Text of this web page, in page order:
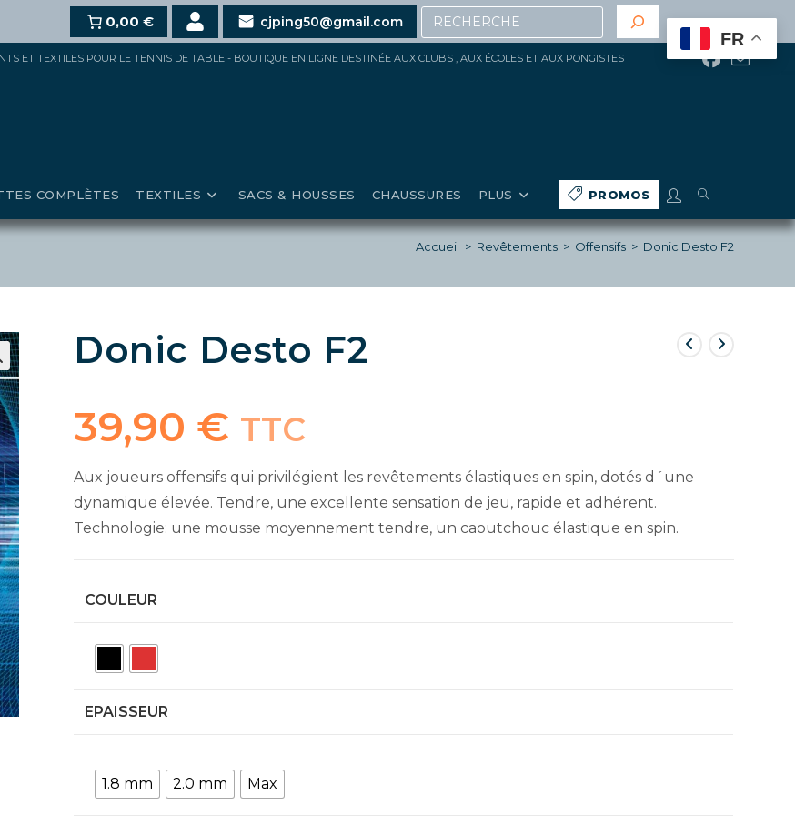
15%pour 150€ et jusqu’à20%au-delà de 200€ d’achat(hors gros matériels, réduction,
0,00 € cjping50@gmail.com Recherche
ET TEXTILES POUR LE TENNIS DE TABLE - BOUTIQUE EN LIGNE DESTINÉE AUX CLUBS , AUX ÉCOLES ET AUX PONGISTES
COMPLÈTES TEXTILES SACS & HOUSSES CHAUSSURES PLUS PROMOS
TOGGLE
WEBSITE
SEARCH
Accueil > Revêtements > Offensifs > Donic Desto F2
Donic Desto F2
39,90 € TTC
Aux joueurs offensifs qui privilégient les revêtements élastiques en spin, dotés d´une
dynamique élevée. Tendre, une excellente sensation de jeu, rapide et adhérent.
Technologie: une mousse moyennement tendre, un caoutchouc élastique en spin.
COULEUR
EPAISSEUR
1.8 mm 2.0 mm Max
FR